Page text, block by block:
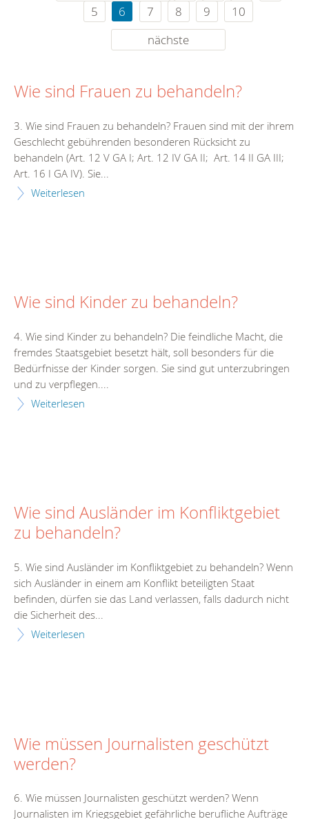
5
6 7 8 9
10
nächste
Wie sind Frauen zu behandeln?
3. Wie sind Frauen zu behandeln? Frauen sind mit der ihrem
Geschlecht gebührenden besonderen Rücksicht zu
behandeln (Art. 12 V GA I; Art. 12 IV GA II; Art. 14 II GA III;
Art. 16 I GA IV). Sie...
Weiterlesen
Wie sind Kinder zu behandeln?
4. Wie sind Kinder zu behandeln? Die feindliche Macht, die
fremdes Staatsgebiet besetzt hält, soll besonders für die
Bedürfnisse der Kinder sorgen. Sie sind gut unterzubringen
und zu verpflegen....
Weiterlesen
Wie sind Ausländer im Konfliktgebiet
zu behandeln?
5. Wie sind Ausländer im Konfliktgebiet zu behandeln? Wenn
sich Ausländer in einem am Konflikt beteiligten Staat
befinden, dürfen sie das Land verlassen, falls dadurch nicht
die Sicherheit des...
Weiterlesen
Wie müssen Journalisten geschützt
werden?
6. Wie müssen Journalisten geschützt werden? Wenn
Journalisten im Kriegsgebiet gefährliche berufliche Aufträge